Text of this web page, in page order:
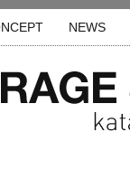
NEWS